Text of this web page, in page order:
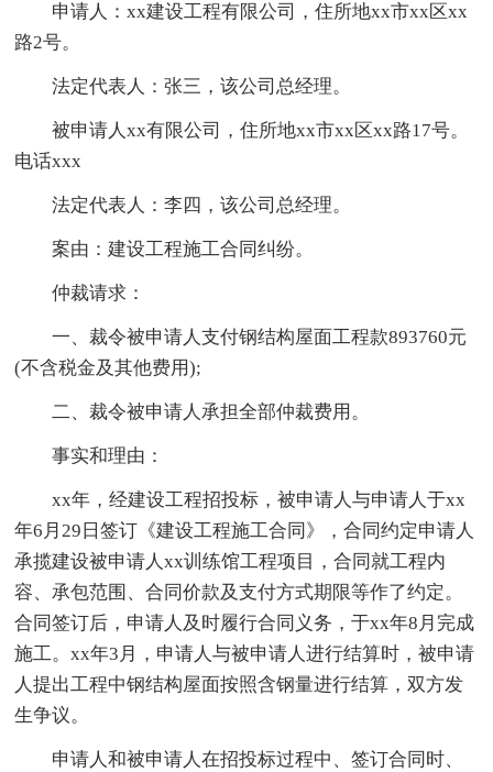
申请人：xx建设工程有限公司，住所地xx市xx区xx
路2号。
法定代表人：张三，该公司总经理。
被申请人xx有限公司，住所地xx市xx区xx路17号。
电话xxx
法定代表人：李四，该公司总经理。
案由：建设工程施工合同纠纷。
仲裁请求：
一、裁令被申请人支付钢结构屋面工程款893760元
(不含税金及其他费用);
二、裁令被申请人承担全部仲裁费用。
事实和理由：
xx年，经建设工程招投标，被申请人与申请人于xx
年6月29日签订《建设工程施工合同》，合同约定申请人
承揽建设被申请人xx训练馆工程项目，合同就工程内
容、承包范围、合同价款及支付方式期限等作了约定。
合同签订后，申请人及时履行合同义务，于xx年8月完成
施工。xx年3月，申请人与被申请人进行结算时，被申请
人提出工程中钢结构屋面按照含钢量进行结算，双方发
生争议。
申请人和被申请人在招投标过程中、签订合同时、